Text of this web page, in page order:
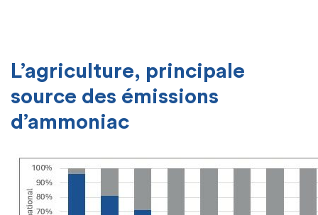
L’agriculture, principale
source des émissions
d’ammoniac